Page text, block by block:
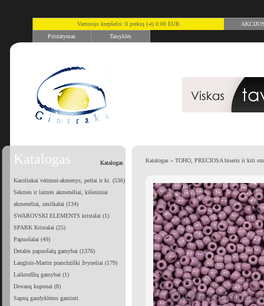
Vartotojo krepšelis: 0 prekių (-ė) 0.00 EUR
Pristatymas
Taisyklės
Katalogas Katalogas
Karoliukai vėrimui-akmenys, perlai ir kt. (536)
Sėkmės ir laimės akmenėliai, kišeniniai
akmenėliai, smilkalai (134)
SWAROVSKI ELEMENTS kristalai (1)
SPARK Kristalai (25)
Papuošalai (49)
Detalės papuošalų gamybai (1376)
Langlois-Martin prancūziški žvyneliai (179)
Laikrodžių gamybai (1)
Dovanų kuponai (8)
Sapnų gaudyklėms gaminti
Katalogas » TOHO, PRECIOSA biseris ir kiti